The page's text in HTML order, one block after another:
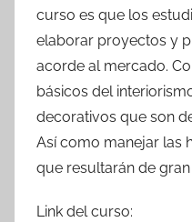
curso es que los
elaborar proyectos y
acorde al mercado.
básicos del
decorativos que son
Así como manejar las
que resultarán de
Link del curso: